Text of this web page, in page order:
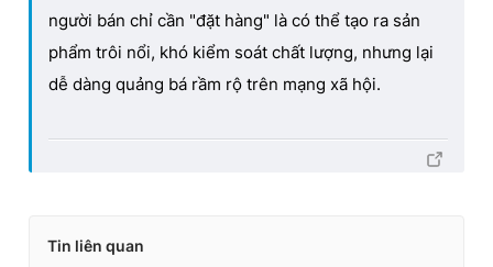
người bán chỉ cần "đặt hàng" là có thể tạo ra sản
phẩm trôi nổi, khó kiểm soát chất lượng, nhưng lại
dễ dàng quảng bá rầm rộ trên mạng xã hội.
Tin liên quan